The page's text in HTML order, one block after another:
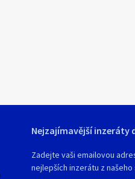
Nejzajímavější inzeráty
Zadejte vaši emailovou
nejlepších inzerátu z